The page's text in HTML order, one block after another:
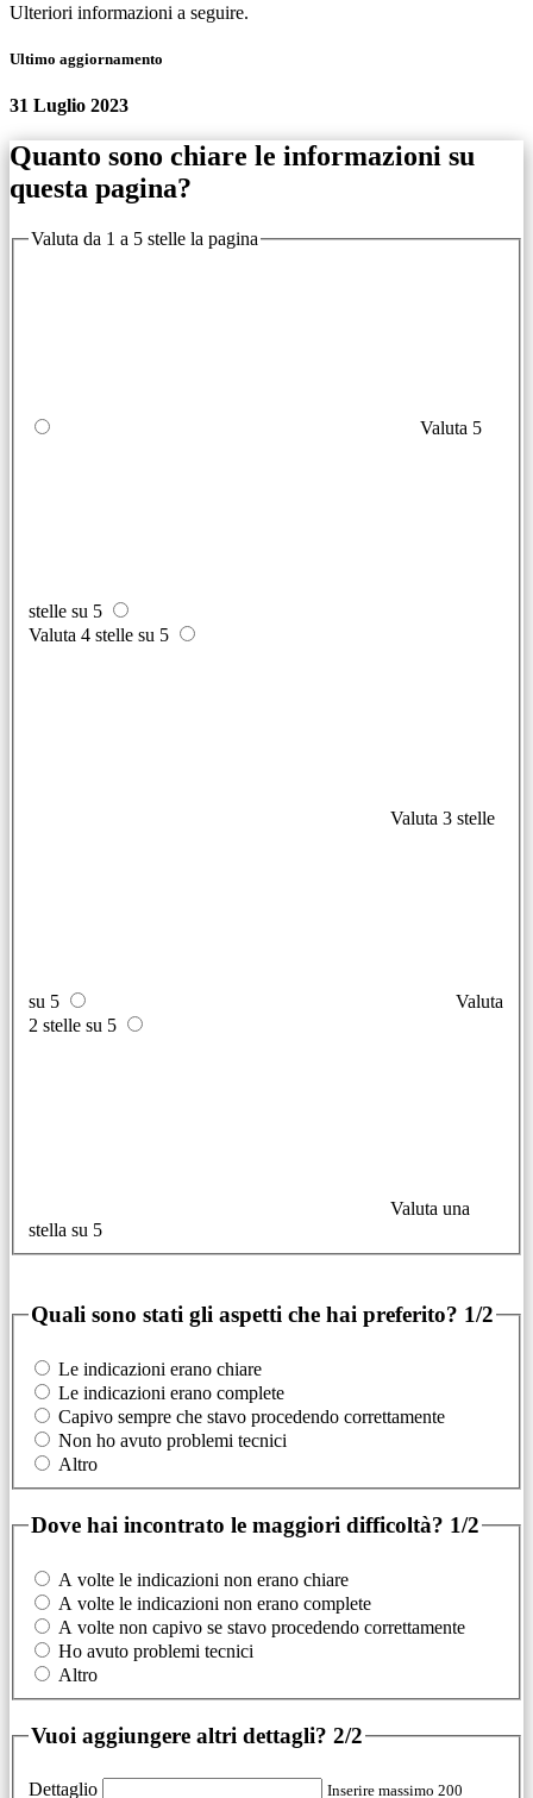
Ulteriori informazioni a seguire.
Ultimo aggiornamento
31 Luglio 2023
Quanto sono chiare le informazioni su
questa pagina?
Valuta da 1 a 5 stelle la pagina
Valuta 5
stelle su 5
Valuta 4 stelle su 5
Valuta 3 stelle
su 5
Valuta
2 stelle su 5
Valuta una
stella su 5
Quali sono stati gli aspetti che hai preferito? 1/2
Le indicazioni erano chiare
Le indicazioni erano complete
Capivo sempre che stavo procedendo correttamente
Non ho avuto problemi tecnici
Altro
Dove hai incontrato le maggiori difficoltà? 1/2
A volte le indicazioni non erano chiare
A volte le indicazioni non erano complete
A volte non capivo se stavo procedendo correttamente
Ho avuto problemi tecnici
Altro
Vuoi aggiungere altri dettagli? 2/2
Dettaglio Inserire massimo 200